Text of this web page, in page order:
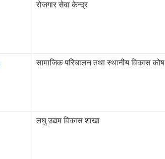
रोजगार सेवा केन्द्र
सामाजिक परिचालन तथा स्थानीय विकास कोष
लघु उद्यम विकास शाखा